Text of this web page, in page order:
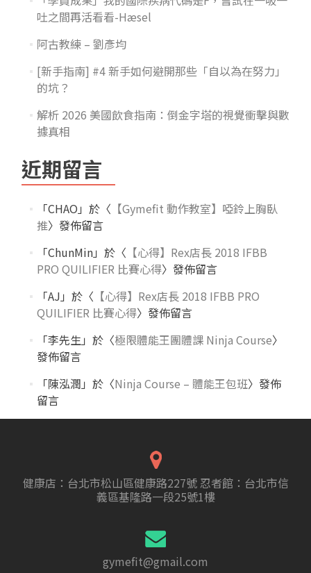
吐之間再活看看-Hæsel
阿古教練 – 劉彥均
[新手指南] #4 新手如何避開那些「自以為在努力」
的坑？
解析 2026 美國飲食指南：倒金字塔的視覺衝擊與數
據真相
近期留言
「CHAO 」於〈 【Gymefit 動作教室】啞鈴上胸臥
推〉發佈留言
「ChunMin」於〈 【心得】Rex店長 2018 IFBB
PRO QUILIFIER 比賽心得〉發佈留言
「AJ 」於〈 【心得】Rex店長 2018 IFBB PRO
QUILIFIER 比賽心得〉發佈留言
「李先生」於〈極限體能王團體課 Ninja Course〉
發佈留言
「陳泓潤 」於〈Ninja Course – 體能王包班〉發佈
留言
健康店：台北市松山區健康路227號 忍者館：台北市信
義區基隆路一段25號1樓
gymefit@gmail.com